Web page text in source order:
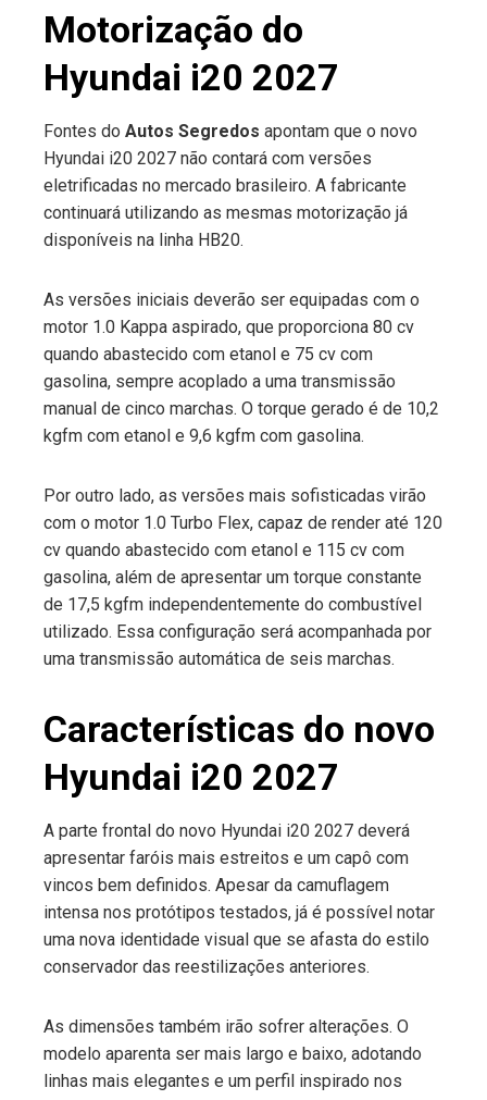
Motorização do
Hyundai i20 2027
Fontes do Autos Segredos apontam que o novo
Hyundai i20 2027 não contará com versões
eletrificadas no mercado brasileiro. A fabricante
continuará utilizando as mesmas motorização já
disponíveis na linha HB20.
As versões iniciais deverão ser equipadas com o
motor 1.0 Kappa aspirado, que proporciona 80 cv
quando abastecido com etanol e 75 cv com
gasolina, sempre acoplado a uma transmissão
manual de cinco marchas. O torque gerado é de 10,2
kgfm com etanol e 9,6 kgfm com gasolina.
Por outro lado, as versões mais sofisticadas virão
com o motor 1.0 Turbo Flex, capaz de render até 120
cv quando abastecido com etanol e 115 cv com
gasolina, além de apresentar um torque constante
de 17,5 kgfm independentemente do combustível
utilizado. Essa configuração será acompanhada por
uma transmissão automática de seis marchas.
Características do novo
Hyundai i20 2027
A parte frontal do novo Hyundai i20 2027 deverá
apresentar faróis mais estreitos e um capô com
vincos bem definidos. Apesar da camuflagem
intensa nos protótipos testados, já é possível notar
uma nova identidade visual que se afasta do estilo
conservador das reestilizações anteriores.
As dimensões também irão sofrer alterações. O
modelo aparenta ser mais largo e baixo, adotando
linhas mais elegantes e um perfil inspirado nos